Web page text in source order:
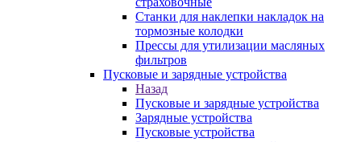
Станки для наклепки накладок на
тормозные колодки
Прессы для утилизации масляных
фильтров
Пусковые и зарядные устройства
Назад
Пусковые и зарядные устройства
Зарядные устройства
Пусковые устройства